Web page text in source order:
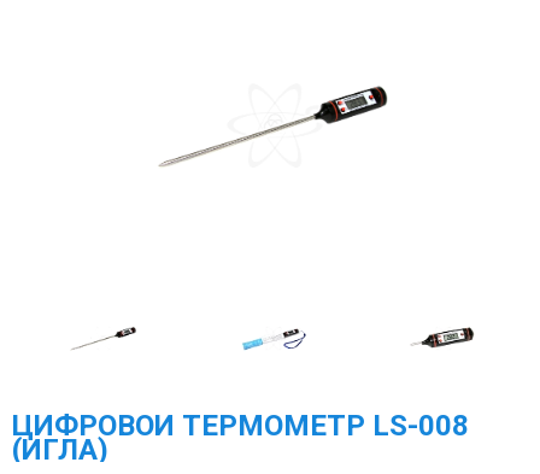
ЦИФРОВОЙ ТЕРМОМЕТР LS-008
(ИГЛА)